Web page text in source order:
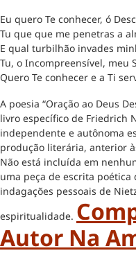
Eu quero Te conhecer, ó
Tu que que me penetras a
E qual turbilhão invades
Tu, o Incompreensível, meu
Quero Te conhecer e a Ti
A poesia “Oração ao Deus
livro específico de Friedrich
independente e autônoma
produção literária, anterior
Não está incluída em
uma peça de escrita poética
indagações pessoais de
espiritualidade.
Autor Na